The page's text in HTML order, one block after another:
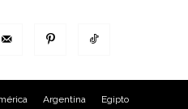
Argentina Egipto